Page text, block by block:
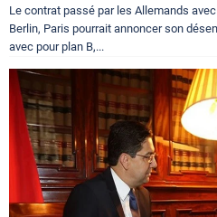
Le contrat passé par les Allemands
Berlin, Paris pourrait annoncer son
avec pour plan B,...